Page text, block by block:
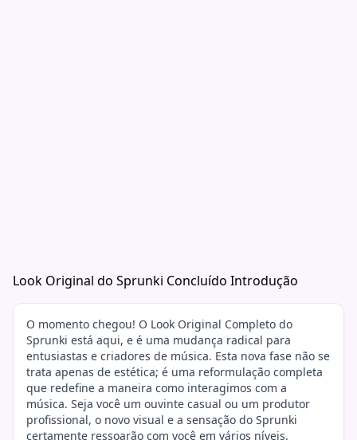
Look Original do Sprunki Concluído Introdução
O momento chegou! O Look Original Completo do
Sprunki está aqui, e é uma mudança radical para
entusiastas e criadores de música. Esta nova fase não se
trata apenas de estética; é uma reformulação completa
que redefine a maneira como interagimos com a
música. Seja você um ouvinte casual ou um produtor
profissional, o novo visual e a sensação do Sprunki
certamente ressoarão com você em vários níveis.